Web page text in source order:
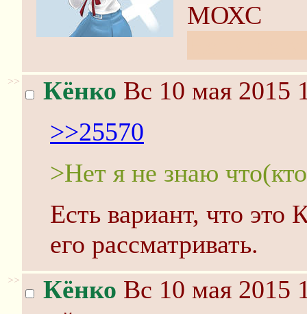
МОХС
>> Кёнко Вс 10 мая 2015
>>25570
>Нет я не знаю
Есть вариант, что это
его рассматривать.
>> Кёнко Вс 10 мая 2015